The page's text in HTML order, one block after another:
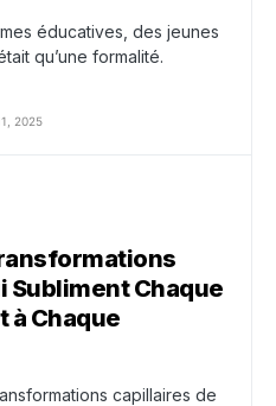
éducatives, des jeunes
qu’une formalité.
2025
Subliment Chaque
à Chaque
capillaires de